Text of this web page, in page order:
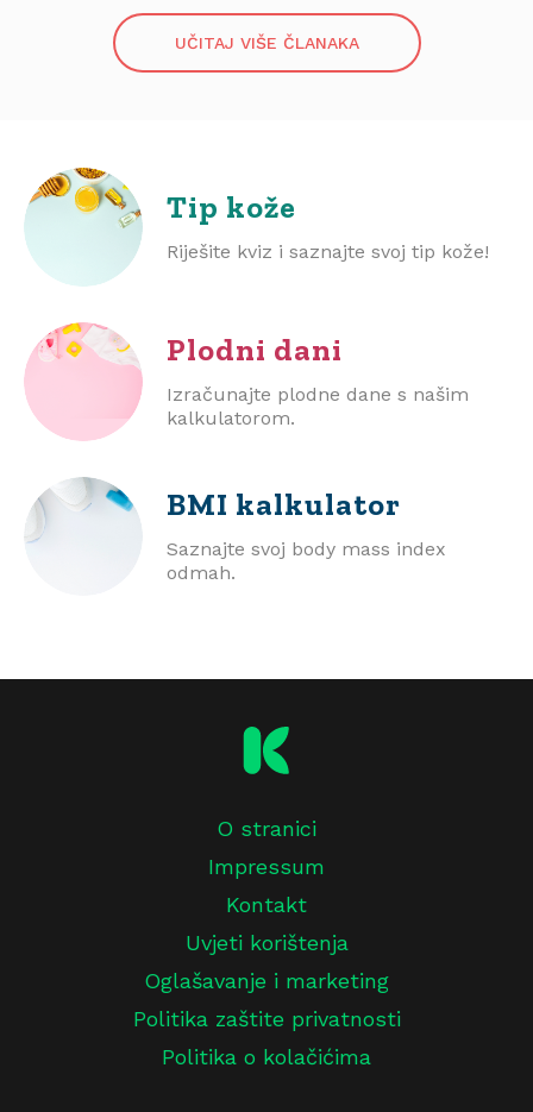
UČITAJ VIŠE ČLANAKA
Tip kože
Riješite kviz i saznajte svoj tip kože!
Plodni dani
Izračunajte plodne dane s našim
kalkulatorom.
BMI kalkulator
Saznajte svoj body mass index
odmah.
O stranici
Impressum
Kontakt
Uvjeti korištenja
Oglašavanje i marketing
Politika zaštite privatnosti
Politika o kolačićima